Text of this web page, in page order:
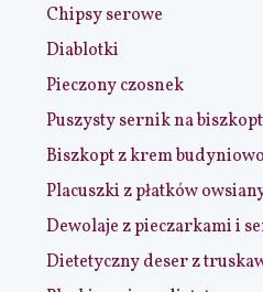
Chipsy serowe
Diablotki
Pieczony czosnek
Puszysty sernik na
Biszkopt z krem
Placuszki z płatków
Dewolaje z pieczarkami i
Dietetyczny deser z